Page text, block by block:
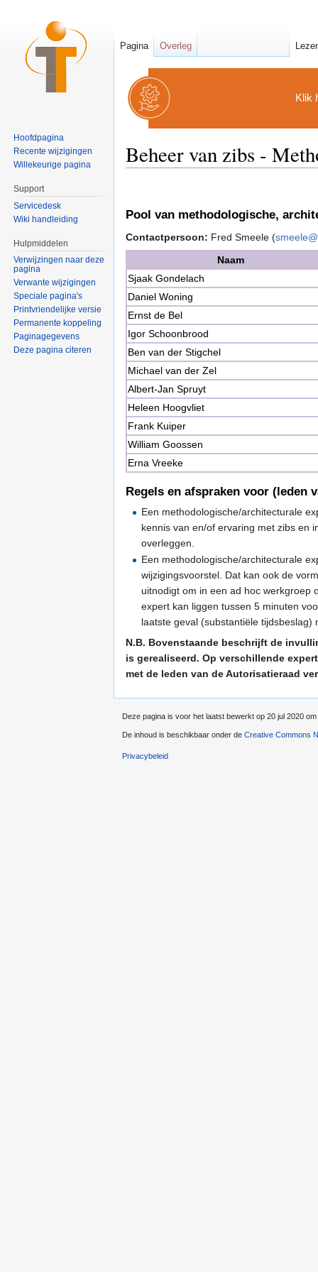
Klik
Beheer van zibs -
Pool van methodologische,
Contactpersoon: Fred Smeele (
Naam
Sjaak Gondelach
Daniel Woning
Ernst de Bel
Igor Schoonbrood
Ben van der Stigchel
Michael van der Zel
Albert-Jan Spruyt
Heleen Hoogvliet
Frank Kuiper
William Goossen
Erna Vreeke
Regels en afspraken voor (leden
Een methodologische/architecturale
kennis van en/of ervaring met zibs en
overleggen.
Een methodologische/architecturale
wijzigingsvoorstel. Dat kan ook de
uitnodigt om in een ad hoc werkgroep
expert kan liggen tussen 5 minuten
laatste geval (substantiële
N.B. Bovenstaande beschrijft de
is gerealiseerd. Op verschillende
met de leden van de Autorisatieraad
Pagina Overleg
Hoofdpagina
Recente wijzigingen
Willekeurige pagina
Support
Servicedesk
Wiki handleiding
Hulpmiddelen
Verwijzingen naar deze
pagina
Verwante wijzigingen
Speciale pagina's
Printvriendelijke versie
Permanente koppeling
Paginagegevens
Deze pagina citeren
Deze pagina is voor het laatst bewerkt op 20 jul 2020
De inhoud is beschikbaar onder de Creative Commons
Privacybeleid